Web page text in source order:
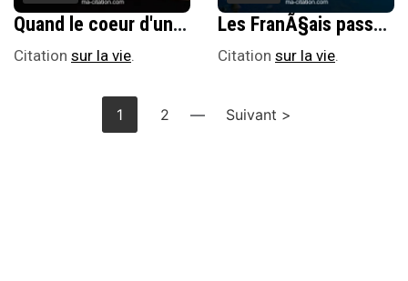
Quand le coeur d'un grand homme cesse de battre, on donne son nom Ã une artÃ¨re.
Citation sur la vie.
Les FranÃ§ais passent leur temps Ã se tÃ©lÃ©phoner pour se dire quâ€™ils se voient et Ã se voir pour se dire quâ€™ils se tÃ©lÃ©phonent.
Citation sur la vie.
1 2 — Suivant >